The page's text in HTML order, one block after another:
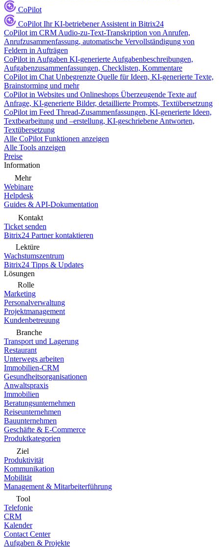
CoPilot
CoPilot Ihr KI-betriebener Assistent in Bitrix24
CoPilot im CRM Audio-zu-Text-Transkription von Anrufen,
Anrufzusammenfassung, automatische Vervollständigung von
Feldern in Aufträgen
CoPilot in Aufgaben KI-generierte Aufgabenbeschreibungen,
Aufgabenzusammenfassungen, Checklisten, Kommentare
CoPilot im Chat Unbegrenzte Quelle für Ideen, KI-generierte Texte,
Brainstorming und mehr
CoPilot in Websites und Onlineshops Überzeugende Texte auf
Anfrage, KI-generierte Bilder, detaillierte Prompts, Textübersetzung
CoPilot im Feed Thread-Zusammenfassungen, KI-generierte Ideen,
Textbearbeitung und –erstellung, KI-geschriebene Antworten,
Textübersetzung
Alle CoPilot Funktionen anzeigen
Alle Tools anzeigen
Preise
Information
Mehr
Webinare
Helpdesk
Guides & API-Dokumentation
Kontakt
Ticket senden
Bitrix24 Partner kontaktieren
Lektüre
Wachstumszentrum
Bitrix24 Tipps & Updates
Lösungen
Rolle
Marketing
Personalverwaltung
Projektmanagement
Kundenbetreuung
Branche
Transport und Lagerung
Restaurant
Unterwegs arbeiten
Immobilien-CRM
Gesundheitsorganisationen
Anwaltspraxis
Immobilien
Beratungsunternehmen
Reiseunternehmen
Bauunternehmen
Geschäfte & E-Commerce
Produktkategorien
Ziel
Produktivität
Kommunikation
Mobilität
Management & Mitarbeiterführung
Tool
Telefonie
CRM
Kalender
Contact Center
Aufgaben & Projekte